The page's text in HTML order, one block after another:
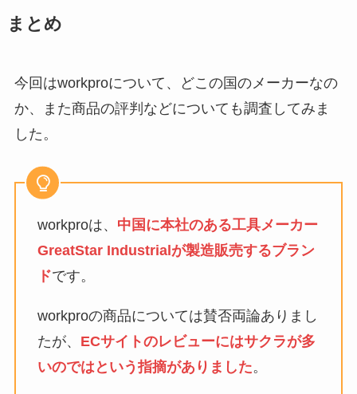
まとめ
今回はworkproについて、どこの国のメーカーなの
か、また商品の評判などについても調査してみま
した。
workproは、 中国に本社のある工具メーカー
GreatStar Industrialが製造販売するブラン
ドです。
workproの商品については賛否両論ありまし
たが、 ECサイトのレビューにはサクラが多
いのではという指摘がありました。